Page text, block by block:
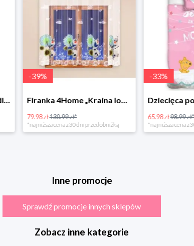
-39%
79.98 zł130.99 zł*
*najniższa cena z 30 dni przed obniżką
-33%
65.98 zł98.99 zł*
*najniższa cena z
Inne promocje
Sprawdź promocje innych sklepów
Zobacz inne kategorie